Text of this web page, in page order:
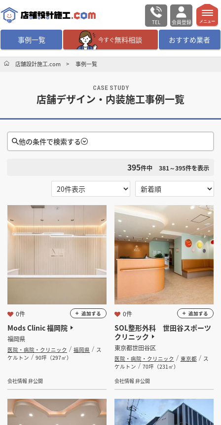
TEL 会員登録
事例一覧 今すぐ無料相談 おすすめ業者
無料相談 ログイン／会員登録
デザイン設計・施工 業者を探す
店舗・商業施設の施工事例を探す
マッチング案件一覧
内装の費用相場シミュレーター
掲載希望のデザイン設計・施工会社様へ
店舗開業・改装をご検討中の方へ
メニュー
店舗設計施工.com 事例一覧
CASE STUDY
店舗デザイン・内装施工事例一覧
他の条件で検索する
検索条件をクリア
業種 選択する
医院・病院・クリニック
薬局
スポーツジム・フィットネスクラブ
その他福祉施設
選択する
会員ログインすると検索できます。
395件中 381～395件を表示
Mods Clinic 福岡院
福岡県
医院・病院・クリニック 福岡県
ス
ケルトン
90坪（297㎡）
会社情報 非公開
0件 追加する
SOL整形外科 世田谷スポーツ
クリニック
東京都世田谷区
医院・病院・クリニック 東京都
ス
ケルトン
70坪（231㎡）
会社情報 非公開
0件 追加する